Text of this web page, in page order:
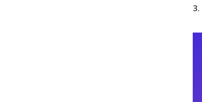
3.